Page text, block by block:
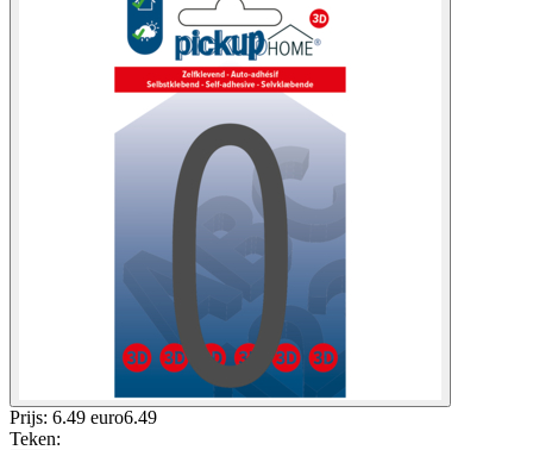
Prijs: 6.49 euro6.49
Teken: